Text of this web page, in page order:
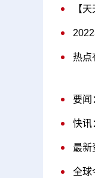
【
热点
要闻
快讯
最新
全球